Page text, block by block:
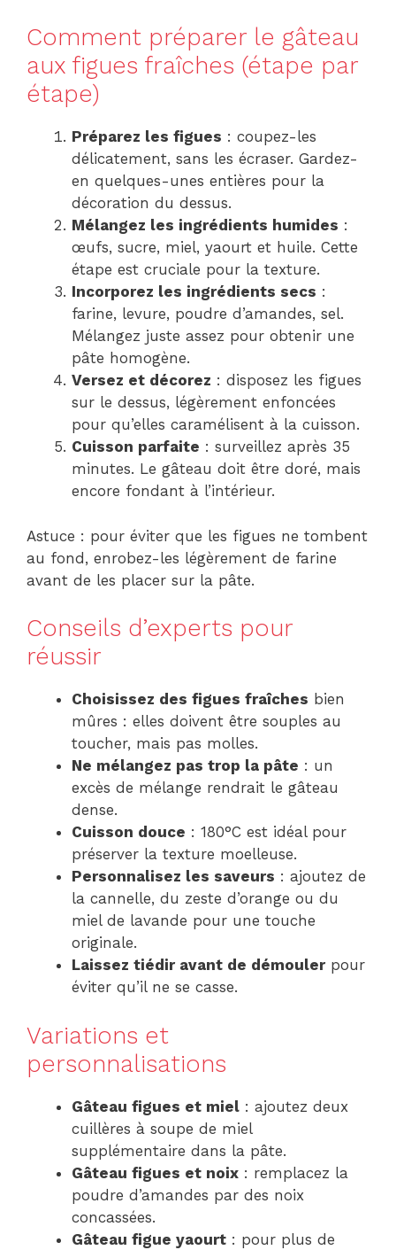
Comment préparer le gâteau
aux figues fraîches (étape par
étape)
Préparez les figues : coupez-les
délicatement, sans les écraser. Gardez-
en quelques-unes entières pour la
décoration du dessus.
Mélangez les ingrédients humides :
œufs, sucre, miel, yaourt et huile. Cette
étape est cruciale pour la texture.
Incorporez les ingrédients secs :
farine, levure, poudre d’amandes, sel.
Mélangez juste assez pour obtenir une
pâte homogène.
Versez et décorez : disposez les figues
sur le dessus, légèrement enfoncées
pour qu’elles caramélisent à la cuisson.
Cuisson parfaite : surveillez après 35
minutes. Le gâteau doit être doré, mais
encore fondant à l’intérieur.
Astuce : pour éviter que les figues ne tombent
au fond, enrobez-les légèrement de farine
avant de les placer sur la pâte.
Conseils d’experts pour
réussir
Choisissez des figues fraîches bien
mûres : elles doivent être souples au
toucher, mais pas molles.
Ne mélangez pas trop la pâte : un
excès de mélange rendrait le gâteau
dense.
Cuisson douce : 180°C est idéal pour
préserver la texture moelleuse.
Personnalisez les saveurs : ajoutez de
la cannelle, du zeste d’orange ou du
miel de lavande pour une touche
originale.
Laissez tiédir avant de démoulerpour
éviter qu’il ne se casse.
Variations et
personnalisations
Gâteau figues et miel : ajoutez deux
cuillères à soupe de miel
supplémentaire dans la pâte.
Gâteau figues et noix : remplacez la
poudre d’amandes par des noix
concassées.
Gâteau figue yaourt : pour plus de